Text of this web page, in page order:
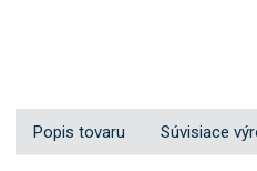
Popis tovaru Súvisiace